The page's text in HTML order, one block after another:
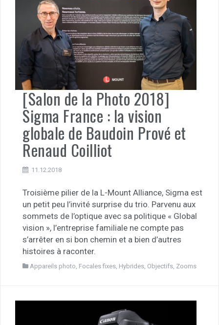
[Salon de la Photo 2018]
Sigma France : la vision
globale de Baudoin Prové et
Renaud Coilliot
11.12.2018
Troisième pilier de la L-Mount Alliance, Sigma est
un petit peu l’invité surprise du trio. Parvenu aux
sommets de l’optique avec sa politique « Global
vision », l’entreprise familiale ne compte pas
s’arrêter en si bon chemin et a bien d’autres
histoires à raconter.
Appareils photo, Focales fixes, Hybrides, Objectifs, Zooms